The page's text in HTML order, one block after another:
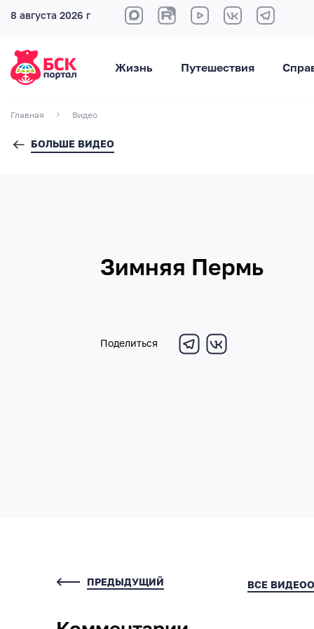
8 августа 2026 г
Жизнь Путешествия
Главная Видео
БОЛЬШЕ ВИДЕО
Зимняя Пермь
Поделиться
ПРЕДЫДУЩИЙ ВСЕ